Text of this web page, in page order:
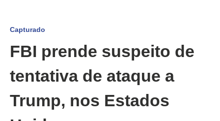
Capturado
FBI prende suspeito de
tentativa de ataque a
Trump, nos Estados